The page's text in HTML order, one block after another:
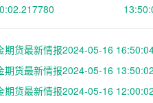
期货最新情报2024-05-16
期货最新情报2024-05-16
期货最新情报2024-05-16